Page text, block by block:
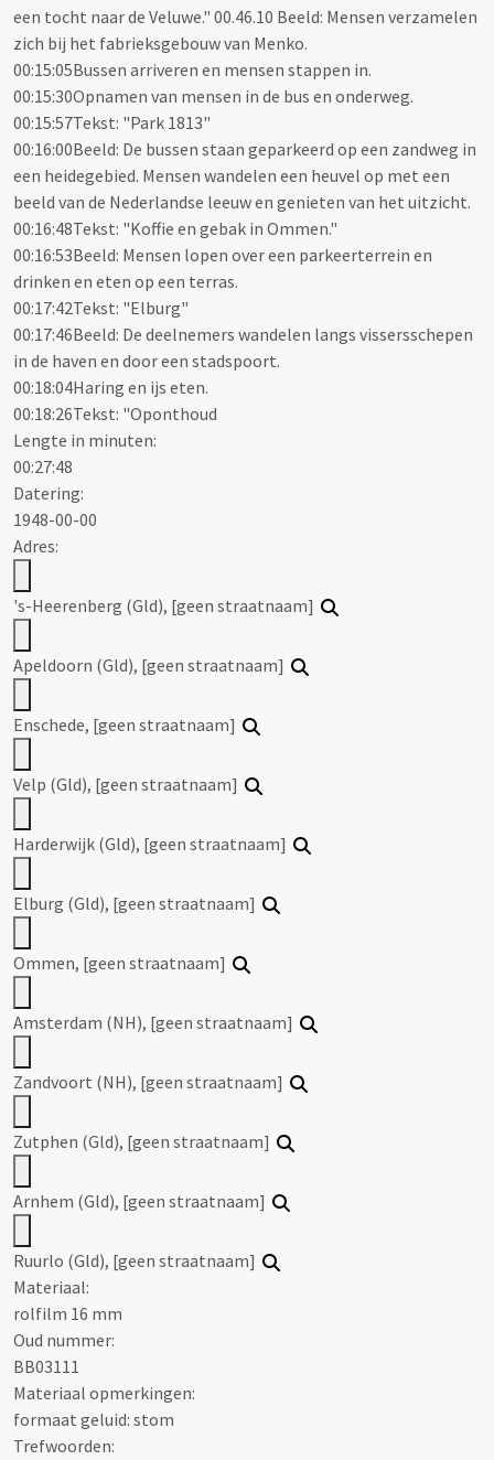
een tocht naar de Veluwe." 00.46.10 Beeld: Mensen verzamelen
zich bij het fabrieksgebouw van Menko.
00:15:05Bussen arriveren en mensen stappen in.
00:15:30Opnamen van mensen in de bus en onderweg.
00:15:57Tekst: "Park 1813"
00:16:00Beeld: De bussen staan geparkeerd op een zandweg in
een heidegebied. Mensen wandelen een heuvel op met een
beeld van de Nederlandse leeuw en genieten van het uitzicht.
00:16:48Tekst: "Koffie en gebak in Ommen."
00:16:53Beeld: Mensen lopen over een parkeerterrein en
drinken en eten op een terras.
00:17:42Tekst: "Elburg"
00:17:46Beeld: De deelnemers wandelen langs vissersschepen
in de haven en door een stadspoort.
00:18:04Haring en ijs eten.
00:18:26Tekst: "Oponthoud
Lengte in minuten:
00:27:48
Datering:
1948-00-00
Adres:
's-Heerenberg (Gld), [geen straatnaam]
Apeldoorn (Gld), [geen straatnaam]
Enschede, [geen straatnaam]
Velp (Gld), [geen straatnaam]
Harderwijk (Gld), [geen straatnaam]
Elburg (Gld), [geen straatnaam]
Ommen, [geen straatnaam]
Amsterdam (NH), [geen straatnaam]
Zandvoort (NH), [geen straatnaam]
Zutphen (Gld), [geen straatnaam]
Arnhem (Gld), [geen straatnaam]
Ruurlo (Gld), [geen straatnaam]
Materiaal:
rolfilm 16 mm
Oud nummer:
BB03111
Materiaal opmerkingen:
formaat geluid: stom
Trefwoorden: